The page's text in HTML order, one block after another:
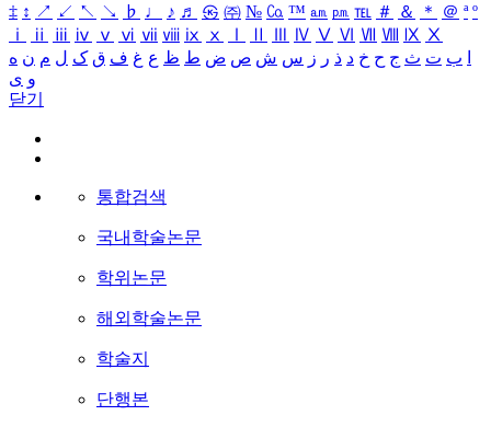
‡ ↕ ↗ ↙ ↖ ↘ ♭ ♩ ♪ ♬ ㉿ ㈜ № ㏇ ™ ㏂ ㏘ ℡ ＃ ＆ ＊ ＠ ª º
ⅰ
ⅱ ⅲ ⅳ ⅴ ⅵ ⅶ ⅷ ⅸ ⅹ Ⅳ Ⅴ Ⅵ Ⅶ Ⅷ Ⅸ Ⅹ
ب ت ث ج ح خ د ذ ر ز س ش ص ض ط ظ ع غ ف ق ک ل م ن ه
و ی
닫기
통합검색
국내학술논문
학위논문
해외학술논문
학술지
단행본